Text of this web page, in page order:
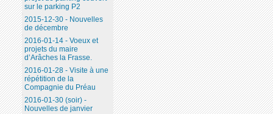
sur le parking P2
2015-12-30 - Nouvelles
de décembre
2016-01-14 - Voeux et
projets du maire
d’Arâches la Frasse.
2016-01-28 - Visite à une
répétition de la
Compagnie du Préau
2016-01-30 (soir) -
Nouvelles de janvier